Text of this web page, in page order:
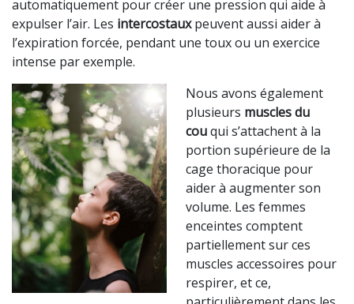
automatiquement pour créer une pression qui aide à
expulser l’air. Les intercostauxpeuvent aussi aider à
l’expiration forcée, pendant une toux ou un exercice
intense par exemple.
Nous avons également
plusieurs muscles du
couqui s’attachent à la
portion supérieure de la
cage thoracique pour
aider à augmenter son
volume. Les femmes
enceintes comptent
partiellement sur ces
muscles accessoires pour
respirer, et ce,